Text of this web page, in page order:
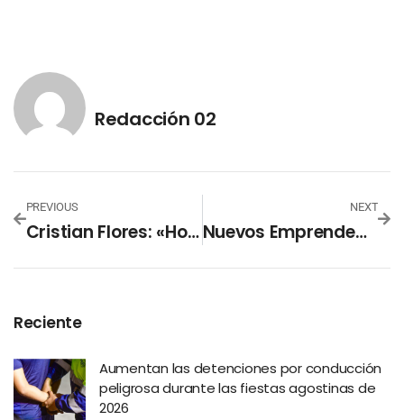
Redacción 02
PREVIOUS
Cristian Flores: «Hoy Se Cumplen 68 Días Desde Que Los Diputados Tienen El Presupuesto 2021 Sin Que Lo Aprueben»
NEXT
Nuevos Emprendedores Son Reconocidos En Agroinnova 2020
Reciente
Aumentan las detenciones por conducción
peligrosa durante las fiestas agostinas de
2026